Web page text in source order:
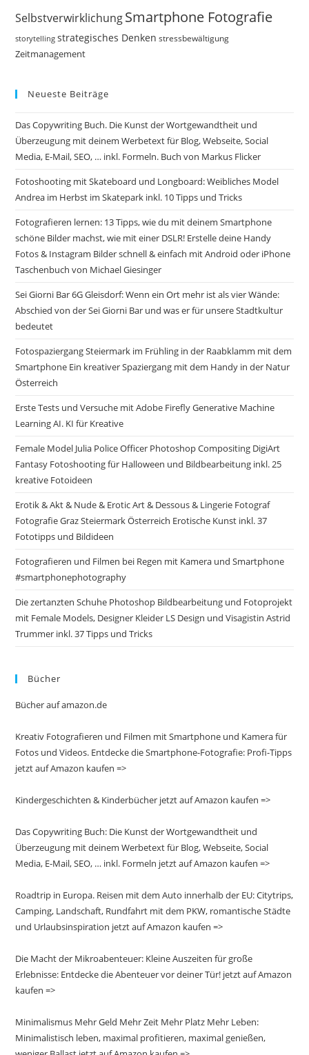
SelbstverwirklichungSmartphone Fotografie
storytelling strategisches Denken stressbewältigung
Zeitmanagement
Neueste Beiträge
Das Copywriting Buch. Die Kunst der Wortgewandtheit und
Überzeugung mit deinem Werbetext für Blog, Webseite, Social
Media, E-Mail, SEO, … inkl. Formeln. Buch von Markus Flicker
Fotoshooting mit Skateboard und Longboard: Weibliches Model
Andrea im Herbst im Skatepark inkl. 10 Tipps und Tricks
Fotografieren lernen: 13 Tipps, wie du mit deinem Smartphone
schöne Bilder machst, wie mit einer DSLR! Erstelle deine Handy
Fotos & Instagram Bilder schnell & einfach mit Android oder iPhone
Taschenbuch von Michael Giesinger
Sei Giorni Bar 6G Gleisdorf: Wenn ein Ort mehr ist als vier Wände:
Abschied von der Sei Gior­ni Bar und was er für unsere Stadtkultur
bedeutet
Fotospaziergang Steiermark im Frühling in der Raabklamm mit dem
Smartphone Ein kreativer Spaziergang mit dem Handy in der Natur
Österreich
Erste Tests und Versuche mit Adobe Firefly Generative Machine
Learning AI. KI für Kreative
Female Model Julia Police Officer Photoshop Compositing DigiArt
Fantasy Fotoshooting für Halloween und Bildbearbeitung inkl. 25
kreative Fotoideen
Erotik & Akt & Nude & Erotic Art & Dessous & Lingerie Fotograf
Fotografie Graz Steiermark Österreich Erotische Kunst inkl. 37
Fototipps und Bildideen
Fotografieren und Filmen bei Regen mit Kamera und Smartphone
#smartphonephotography
Die zertanzten Schuhe Photoshop Bildbearbeitung und Fotoprojekt
mit Female Models, Designer Kleider LS Design und Visagistin Astrid
Trummer inkl. 37 Tipps und Tricks
Bücher
Bücher auf amazon.de
Kreativ Fotografieren und Filmen mit Smartphone und Kamera für
Fotos und Videos. Entdecke die Smartphone-Fotografie: Profi-Tipps
jetzt auf Amazon kaufen =>
Kindergeschichten & Kinderbücher jetzt auf Amazon kaufen =>
Das Copywriting Buch: Die Kunst der Wortgewandtheit und
Überzeugung mit deinem Werbetext für Blog, Webseite, Social
Media, E-Mail, SEO, … inkl. Formeln jetzt auf Amazon kaufen =>
Roadtrip in Europa. Reisen mit dem Auto innerhalb der EU: Citytrips,
Camping, Landschaft, Rundfahrt mit dem PKW, romantische Städte
und Urlaubsinspiration jetzt auf Amazon kaufen =>
Die Macht der Mikroabenteuer: Kleine Auszeiten für große
Erlebnisse: Entdecke die Abenteuer vor deiner Tür! jetzt auf Amazon
kaufen =>
Minimalismus Mehr Geld Mehr Zeit Mehr Platz Mehr Leben:
Minimalistisch leben, maximal profitieren, maximal genießen,